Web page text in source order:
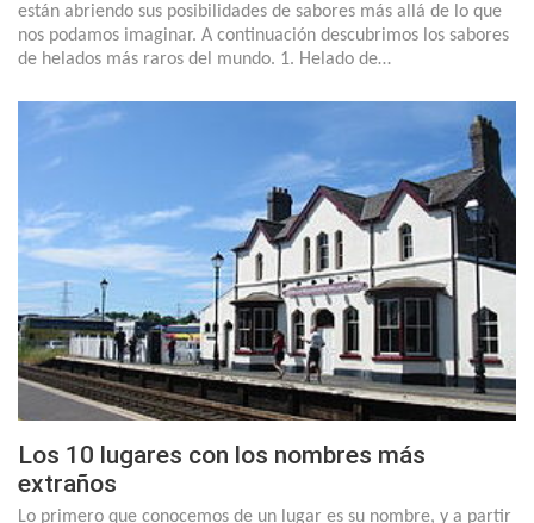
están abriendo sus posibilidades de sabores más allá de lo que
nos podamos imaginar. A continuación descubrimos los sabores
de helados más raros del mundo. 1. Helado de…
Los 10 lugares con los nombres más
extraños
Lo primero que conocemos de un lugar es su nombre, y a partir